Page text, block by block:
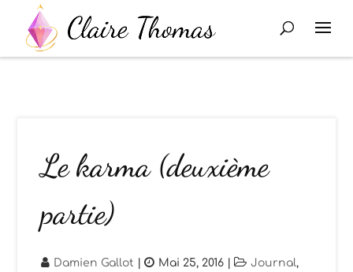
Le karma (deuxième
partie)
Damien Gallot | Mai 25, 2016 | Journal,